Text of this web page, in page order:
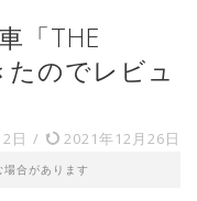
「THE
たのでレビュ
日 / 2021年12月26日
合があります